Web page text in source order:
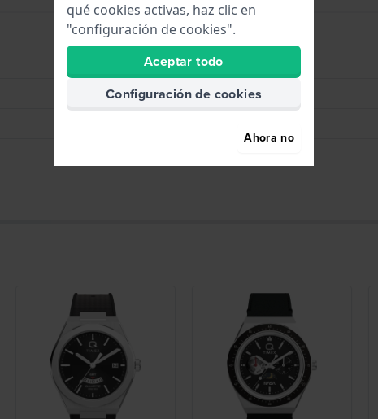
Horas - Digital
Fecha - Digital
qué cookies activas, haz clic en
"configuración de cookies".
Aceptar todo
Configuración de cookies
Ahora no